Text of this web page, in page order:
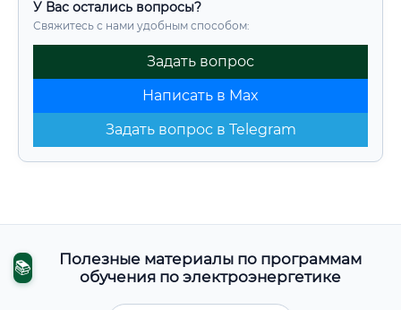
У Вас остались вопросы?
Свяжитесь с нами удобным способом:
Задать вопрос
Написать в Max
Задать вопрос в Telegram
📚
Полезные материалы по программам
обучения по электроэнергетике